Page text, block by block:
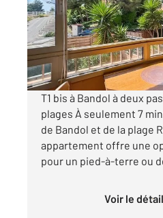
Appartement T1 à
162 000
Visiter le site dédié
T1 bis à Bandol à deux
plages À seulement 7
de Bandol et de la plage
appartement offre une
pour un pied-à-terre ou de
Voir le